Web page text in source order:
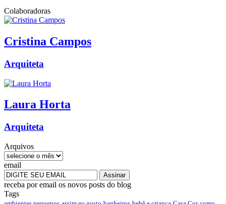
Colaboradoras
Cristina Campos
Arquiteta
Laura Horta
Arquiteta
Arquivos
email
receba por email os novos posts do blog
Tags